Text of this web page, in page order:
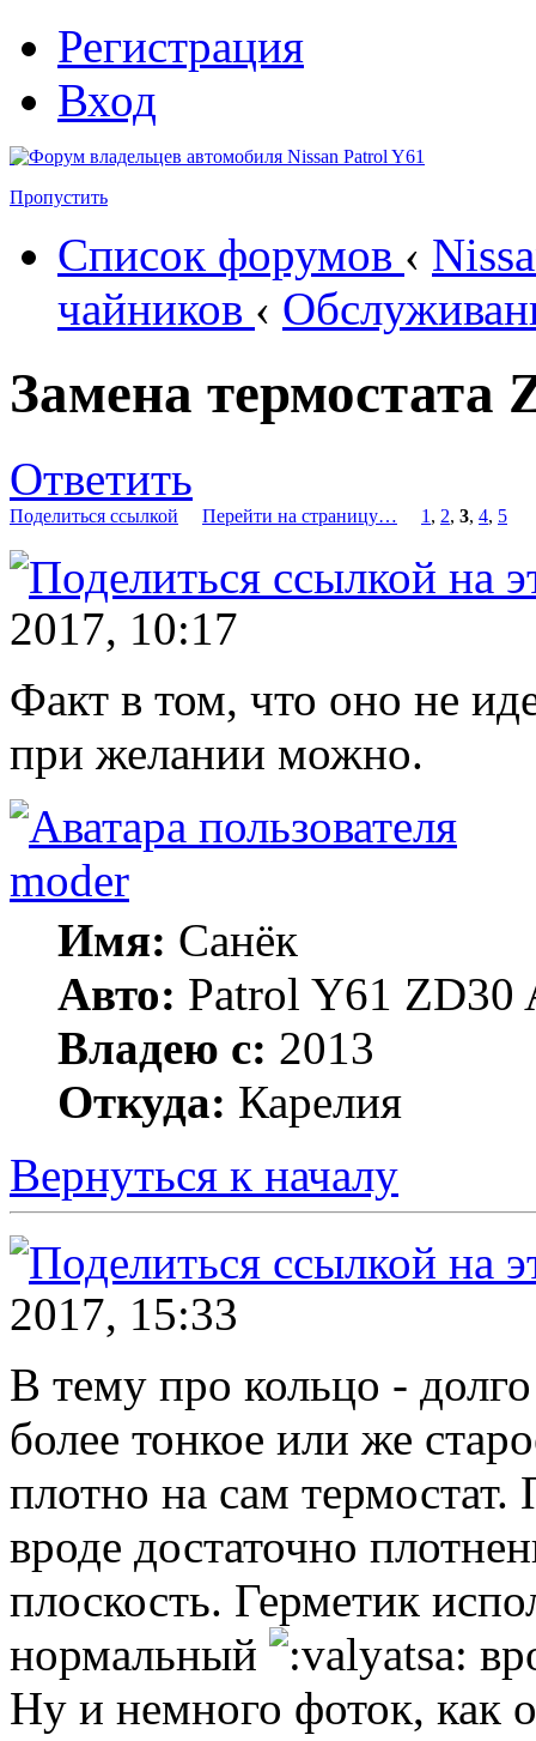
Регистрация
Вход
Пропустить
Список форумов ‹
чайников ‹
Замена термостата
Ответить
Поделиться ссылкой Перейти на страницу… 1 , 2, 3, 4, 5
2017, 10:17
Факт в том, что оно не
при желании можно.
moder
Имя: Санёк
Авто: Patrol Y61 ZD30
Владею с: 2013
Откуда: Карелия
Вернуться к началу
2017, 15:33
В тему про кольцо -
более тонкое или же
плотно на сам термостат.
вроде достаточно
плоскость. Герметик
нормальный
Ну и немного фоток, как